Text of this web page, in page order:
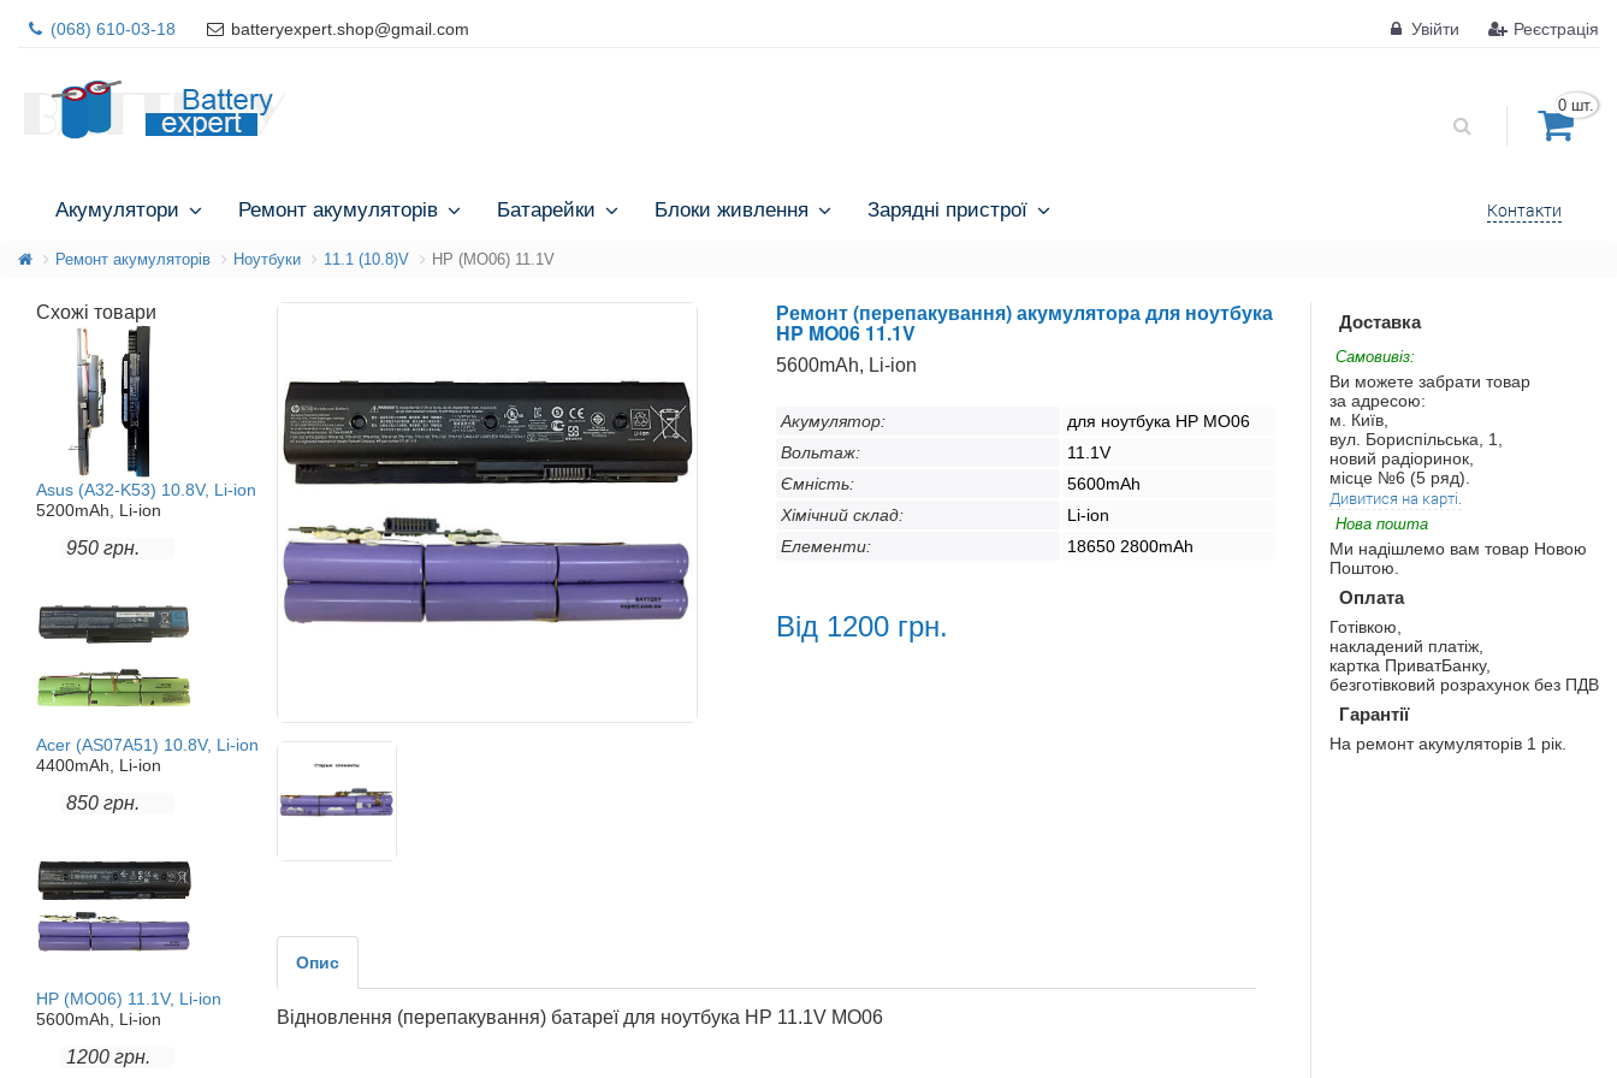
(068) 610-03-18 batteryexpert.shop@gmail.com Увійти Реєстрація
0 шт.
Акумулятори Ремонт акумуляторів Батарейки Блоки живлення Зарядні пристрої Контакти
Ремонт акумуляторів Ноутбуки 11.1 (10.8)V HP (MO06) 11.1V
Схожі товари
Asus (A32-K53) 10.8V, Li-ion
5200mAh, Li-ion
950 грн.
Acer (AS07A51) 10.8V, Li-ion
4400mAh, Li-ion
850 грн.
HP (MO06) 11.1V, Li-ion
5600mAh, Li-ion
1200 грн.
Ремонт (перепакування) акумулятора для ноутбука
HP MO06 11.1V
5600mAh, Li-ion
Акумулятор:
для ноутбука HP MO06
Вольтаж:
11.1V
Ємність:
5600mAh
Хімічний склад:
Li-ion
Елементи:
18650 2800mAh
Від 1200 грн.
Опис
Відновлення (перепакування) батареї для ноутбука HP 11.1V MO06
Доставка
Самовивіз:
Ви можете забрати товар
за адресою:
м. Київ,
вул. Бориспільська, 1,
новий радіоринок,
місце №6 (5 ряд).
Дивитися на карті.
Нова пошта
Ми надішлемо вам товар Новою
Поштою.
Оплата
Готівкою,
накладений платіж,
картка ПриватБанку,
безготівковий розрахунок без ПДВ
Гарантії
На ремонт акумуляторів 1 рік.